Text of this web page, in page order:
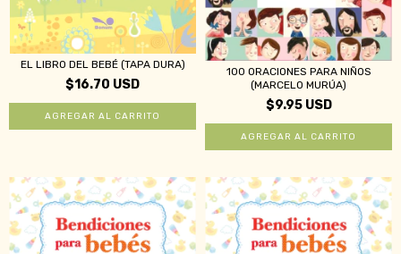
EL LIBRO DEL BEBÉ (TAPA DURA)
$16.70 USD
100 ORACIONES PARA NIÑOS
(MARCELO MURÚA)
$9.95 USD